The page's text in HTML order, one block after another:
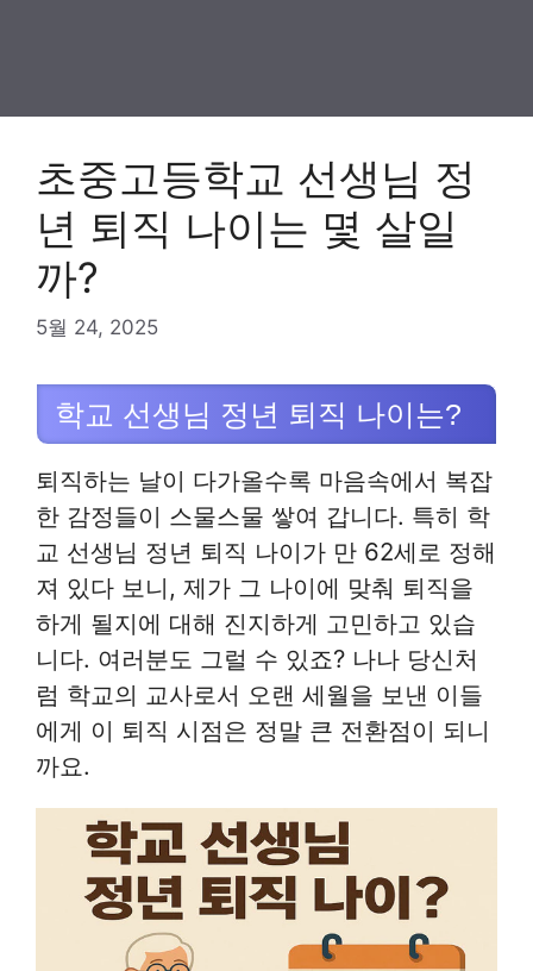
초중고등학교 선생님 정
년 퇴직 나이는 몇 살일
까?
5월 24, 2025
학교 선생님 정년 퇴직 나이는?
퇴직하는 날이 다가올수록 마음속에서 복잡
한 감정들이 스물스물 쌓여 갑니다. 특히 학
교 선생님 정년 퇴직 나이가 만 62세로 정해
져 있다 보니, 제가 그 나이에 맞춰 퇴직을
하게 될지에 대해 진지하게 고민하고 있습
니다. 여러분도 그럴 수 있죠? 나나 당신처
럼 학교의 교사로서 오랜 세월을 보낸 이들
에게 이 퇴직 시점은 정말 큰 전환점이 되니
까요.